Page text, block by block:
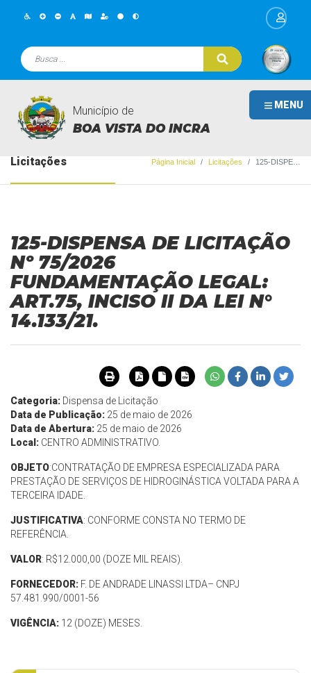
MENU
Município de
BOA VISTA DO INCRA
Licitações Página Inicial Licitações 125-DISPENSA DE LICITAÇÃO Nº 75/2026 FUNDAMENTAÇÃO LEGAL: ART.75, INCISO II DA LEI N° 14.133/21.
125-DISPENSA DE LICITAÇÃO
Nº 75/2026
FUNDAMENTAÇÃO LEGAL:
ART.75, INCISO II DA LEI N°
14.133/21.
Categoria: Dispensa de Licitação
Data de Publicação: 25 de maio de 2026
Data de Abertura: 25 de maio de 2026
Local: CENTRO ADMINISTRATIVO.
OBJETO:CONTRATAÇÃO DE EMPRESA ESPECIALIZADA PARA
PRESTAÇÃO DE SERVIÇOS DE HIDROGINÁSTICA VOLTADA PARA A
TERCEIRA IDADE.
JUSTIFICATIVA: CONFORME CONSTA NO TERMO DE
REFERÊNCIA.
VALOR: R$12.000,00 (DOZE MIL REAIS).
FORNECEDOR: F. DE ANDRADE LINASSI LTDA– CNPJ
57.481.990/0001-56
VIGÊNCIA: 12 (DOZE) MESES.